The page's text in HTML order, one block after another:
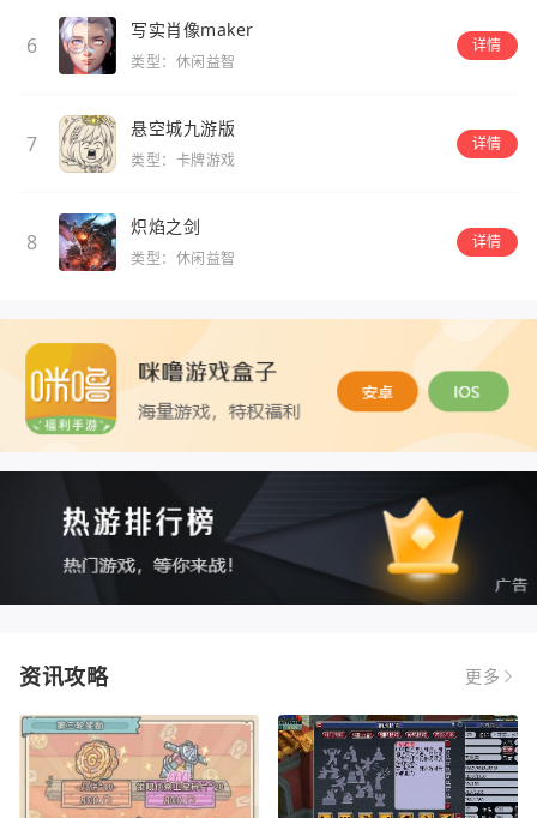
6
写实肖像maker
类型：休闲益智
详情
7
悬空城九游版
类型：卡牌游戏
详情
8
炽焰之剑
类型：休闲益智
详情
资讯攻略 更多